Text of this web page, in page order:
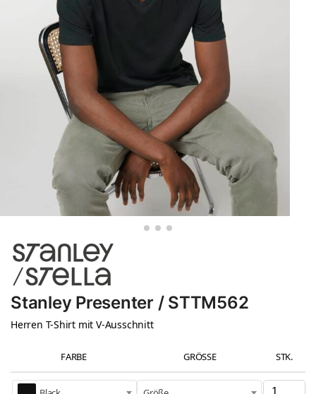
Stanley Presenter / STTM562
Herren T-Shirt mit V-Ausschnitt
FARBE GRÖSSE STK.